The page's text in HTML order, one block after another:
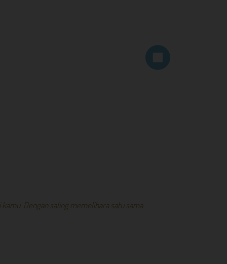
Dengan saling memelihara satu sama